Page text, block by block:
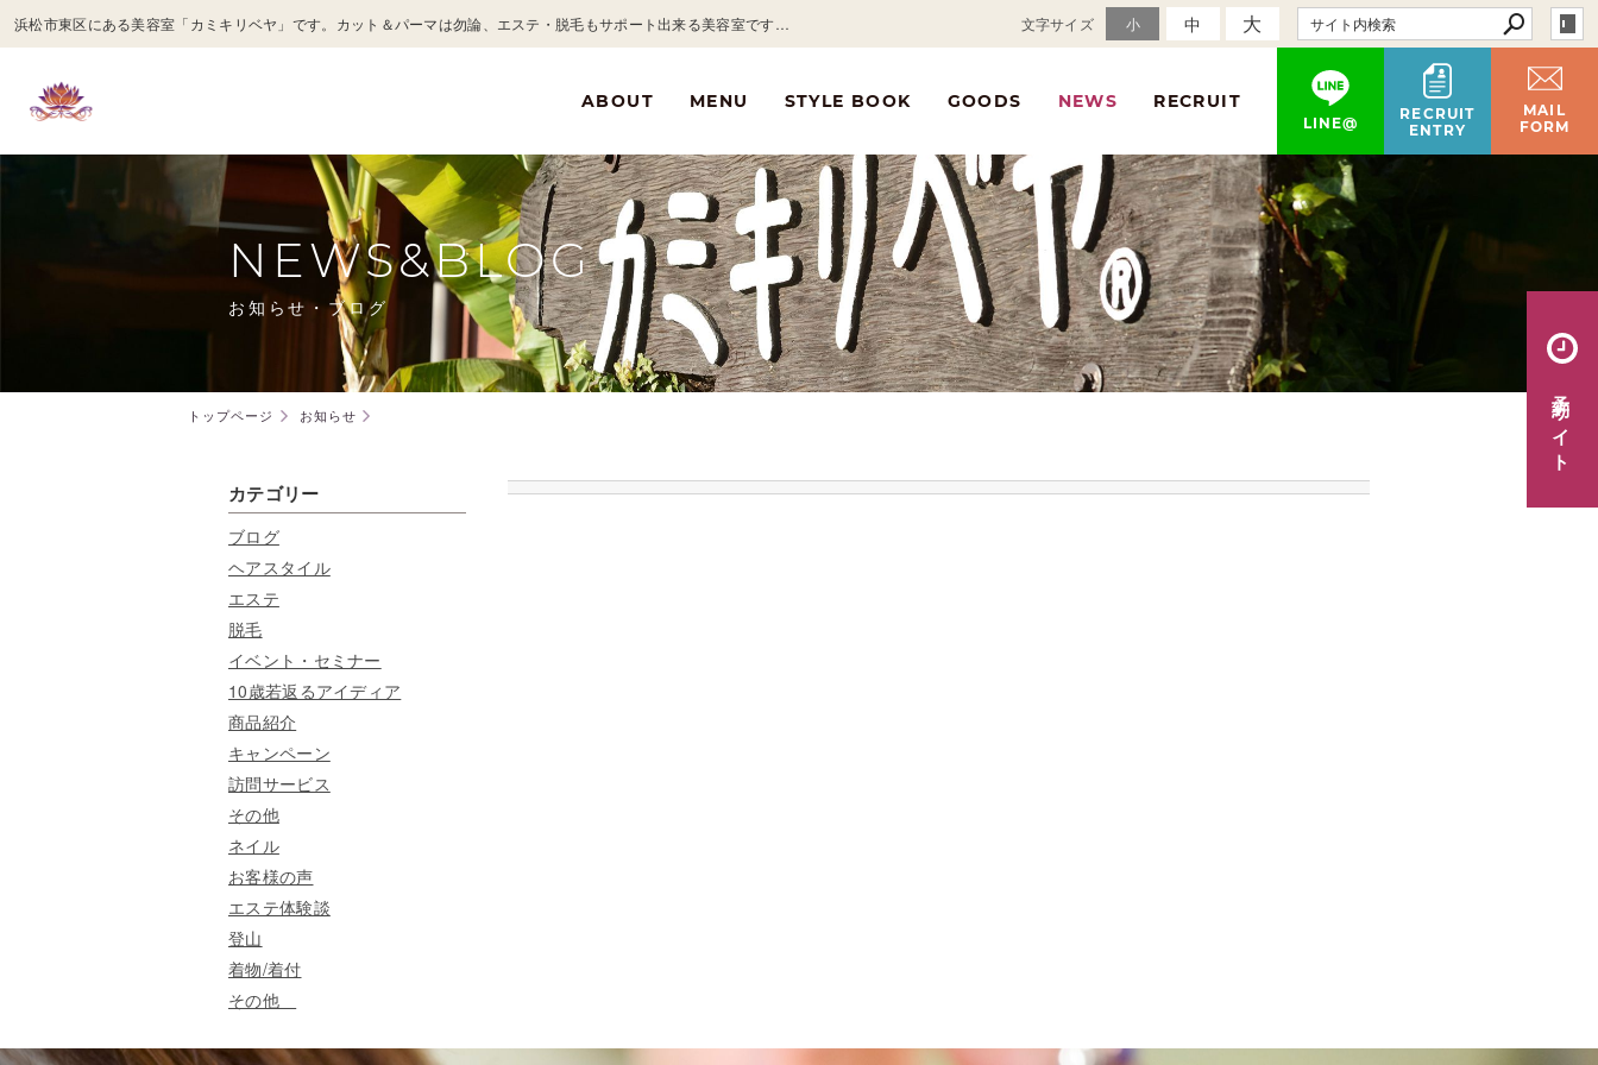
浜松市東区にある美容室「カミキリベヤ」です。カット＆パーマは勿論、エステ・脱毛もサポート出来る美容室です。男性も女性も満足できるヘアサロン・エステサロンを目指し、カミキリベヤが厳選したヘアケア・スキンケアグッズで極上の一時とサービスをお届けします。ヘアケアやヘアダメージでお悩みの方、お電話・メールでもお問い合わせください。訪問カットのご依頼もお待ちしております。 文字サイズ 小 中 大
ABOUT MENU STYLE BOOK GOODS NEWS RECRUIT
LINE@
RECRUIT
ENTRY
MAIL
FORM
予約サイト
NEWS&BLOG
お知らせ・ブログ
トップページ お知らせ
カテゴリー
ブログ
ヘアスタイル
エステ
脱毛
イベント・セミナー
10歳若返るアイディア
商品紹介
キャンペーン
訪問サービス
その他
ネイル
お客様の声
エステ体験談
登山
着物/着付
その他